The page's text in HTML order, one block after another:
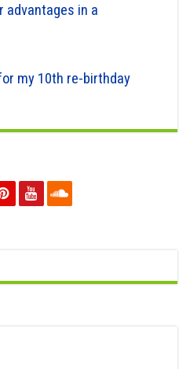
advantages in a
my 10th re-birthday